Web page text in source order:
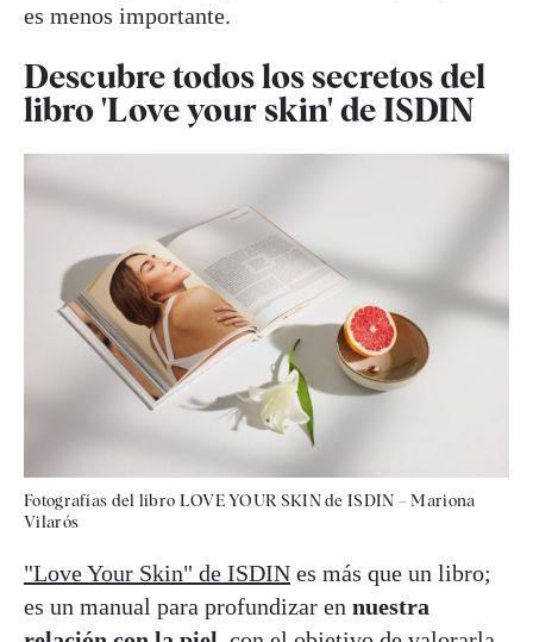
es menos importante.
Descubre todos los secretos del
libro 'Love your skin' de ISDIN
Fotografías del libro LOVE YOUR SKIN de ISDIN – Mariona
Vilarós
"Love Your Skin" de ISDIN es más que un libro;
es un manual para profundizar en nuestra